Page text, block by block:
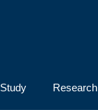
Study Research